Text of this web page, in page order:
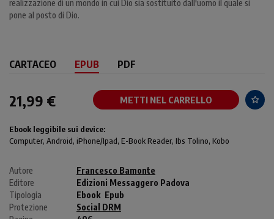
realizzazione di un mondo in cui Dio sia sostituito dall'uomo il quale si
pone al posto di Dio.
CARTACEO EPUB PDF
21,99 € METTI NEL CARRELLO
Ebook leggibile sui device:
Computer, Android, iPhone/Ipad, E-Book Reader, Ibs Tolino, Kobo
Autore
Francesco Bamonte
Editore
Edizioni Messaggero Padova
Tipologia
Ebook Epub
Protezione
Social DRM